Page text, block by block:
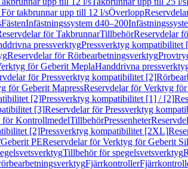
takbrunnar upp till 12 l/sÖverlopp
FästenInfästningssystem d40–200
för TakbrunnarTillbehörReservdelar
pressverktygPressverktyg kompatibilitet
Reservdelar för Rörbearbetningsverktyg
för Geberit MeplaHanddrivna
för Pressverktyg kompatibilitet [2]
för Geberit MapressReservdelar för Verktyg
[2]Pressverktyg kompatibilitet [1] / [2]
[3]Reservdelar för Pressverktyg
för KontrollmedelTillbehörPressenheter
[2]Pressverktyg kompatibilitet [2XL]
PEReservdelar för Verktyg för Geberit
Tillbehör för spegelsvetsverktyg
Fjärrkontroller